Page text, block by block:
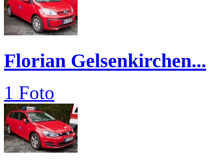
Florian Gelsenkirchen...
1 Foto